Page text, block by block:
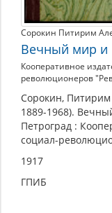
Сорокин Питирим
Вечный мир и
Кооперативное
революционеров
Сорокин, Питирим
1889-1968).
Петроград :
социал-
1917
ГПИБ